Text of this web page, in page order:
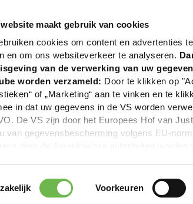
website maakt gebruik van cookies
cookies om content en advertenties
en om ons websiteverkeer te analyseren.
van de verwerking van uw
worden verzameld: Door te klikken op
of „Marketing“ aan te vinken en te
in dat uw gegevens in de VS worden
De VS zijn door het Europees Hof van
van gegevensbescherming volgens EU-
niet plaatsvinden. Voor meer informatie,
u hier graag meer gedetailleerde
Voorkeuren